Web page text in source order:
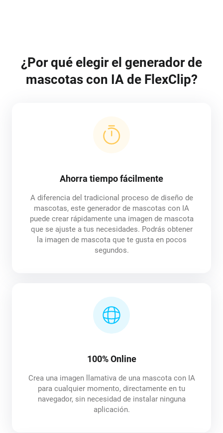
¿Por qué elegir el generador de
mascotas con IA de FlexClip?
Ahorra tiempo fácilmente
A diferencia del tradicional proceso de diseño de
mascotas, este generador de mascotas con IA
puede crear rápidamente una imagen de mascota
que se ajuste a tus necesidades. Podrás obtener
la imagen de mascota que te gusta en pocos
segundos.
100% Online
Crea una imagen llamativa de una mascota con IA
para cualquier momento, directamente en tu
navegador, sin necesidad de instalar ninguna
aplicación.